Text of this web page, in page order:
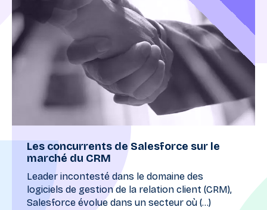
Les concurrents de Salesforce sur le
marché du CRM
Leader incontesté dans le domaine des
logiciels de gestion de la relation client (CRM),
Salesforce évolue dans un secteur où (...)